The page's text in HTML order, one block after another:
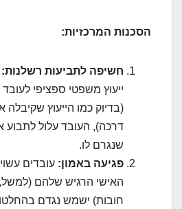
הסכנות המרכזיות:
חשיפה לתביעות רשלנות:
ייעוץ משפטי ספציפי לעובד
(בדיוק כמו הייעוץ
דרכה), העובד עלול
שנגרם לו.
פגיעה באמון: עובדים
האישי הרגיש שלהם
חובות) ישמש נגדם